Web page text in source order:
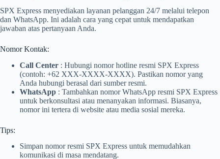
SPX Express menyediakan layanan pelanggan 24/7 melalui telepon
dan WhatsApp. Ini adalah cara yang cepat untuk mendapatkan
jawaban atas pertanyaan Anda.
Nomor Kontak:
Call Center : Hubungi nomor hotline resmi SPX Express
(contoh: +62 XXX-XXXX-XXXX). Pastikan nomor yang
Anda hubungi berasal dari sumber resmi.
WhatsApp : Tambahkan nomor WhatsApp resmi SPX Express
untuk berkonsultasi atau menanyakan informasi. Biasanya,
nomor ini tertera di website atau media sosial mereka.
Tips:
Simpan nomor resmi SPX Express untuk memudahkan
komunikasi di masa mendatang.